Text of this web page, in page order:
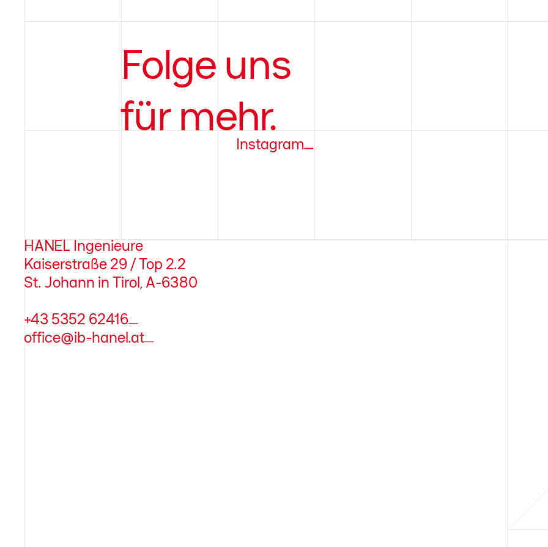
Folge uns
für mehr.
Instagram
HANEL Ingenieure
Kaiserstraße 29 / Top 2.2
St. Johann in Tirol, A-6380
+43 5352 62416
office@ib-hanel.at